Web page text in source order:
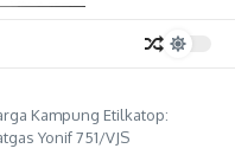
Kampung Etilkatop:
Yonif 751/VJS